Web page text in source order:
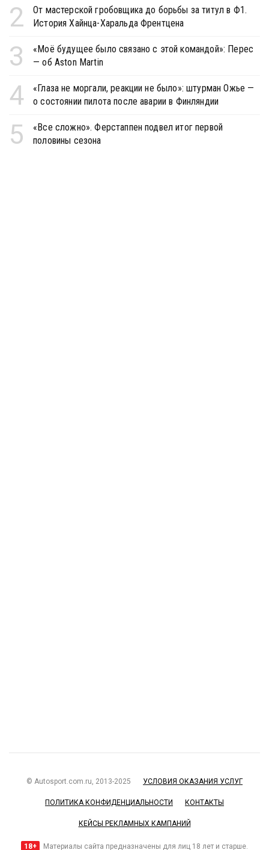
2
От мастерской гробовщика до борьбы за титул в Ф1.
История Хайнца-Харальда Френтцена
3
«Моё будущее было связано с этой командой»: Перес
— об Aston Martin
4
«Глаза не моргали, реакции не было»: штурман Ожье —
о состоянии пилота после аварии в Финляндии
5
«Все сложно». Ферстаппен подвел итог первой
половины сезона
© Autosport.com.ru, 2013-2025 УСЛОВИЯ ОКАЗАНИЯ УСЛУГ
ПОЛИТИКА КОНФИДЕНЦИАЛЬНОСТИ КОНТАКТЫ
КЕЙСЫ РЕКЛАМНЫХ КАМПАНИЙ
18+ Материалы сайта предназначены для лиц 18 лет и старше.